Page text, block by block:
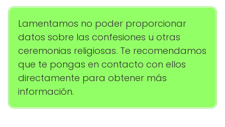
Lamentamos no poder proporcionar
datos sobre las confesiones u otras
ceremonias religiosas. Te recomendamos
que te pongas en contacto con ellos
directamente para obtener más
información.